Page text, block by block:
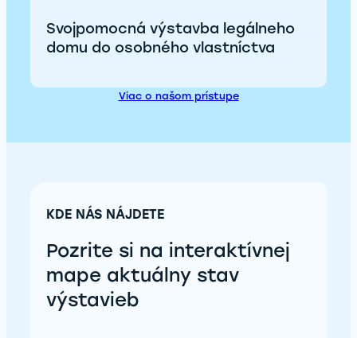
Svojpomocná výstavba legálneho
domu do osobného vlastníctva
Viac o našom prístupe
KDE NÁS NÁJDETE
Pozrite si na interaktívnej
mape aktuálny stav
výstavieb